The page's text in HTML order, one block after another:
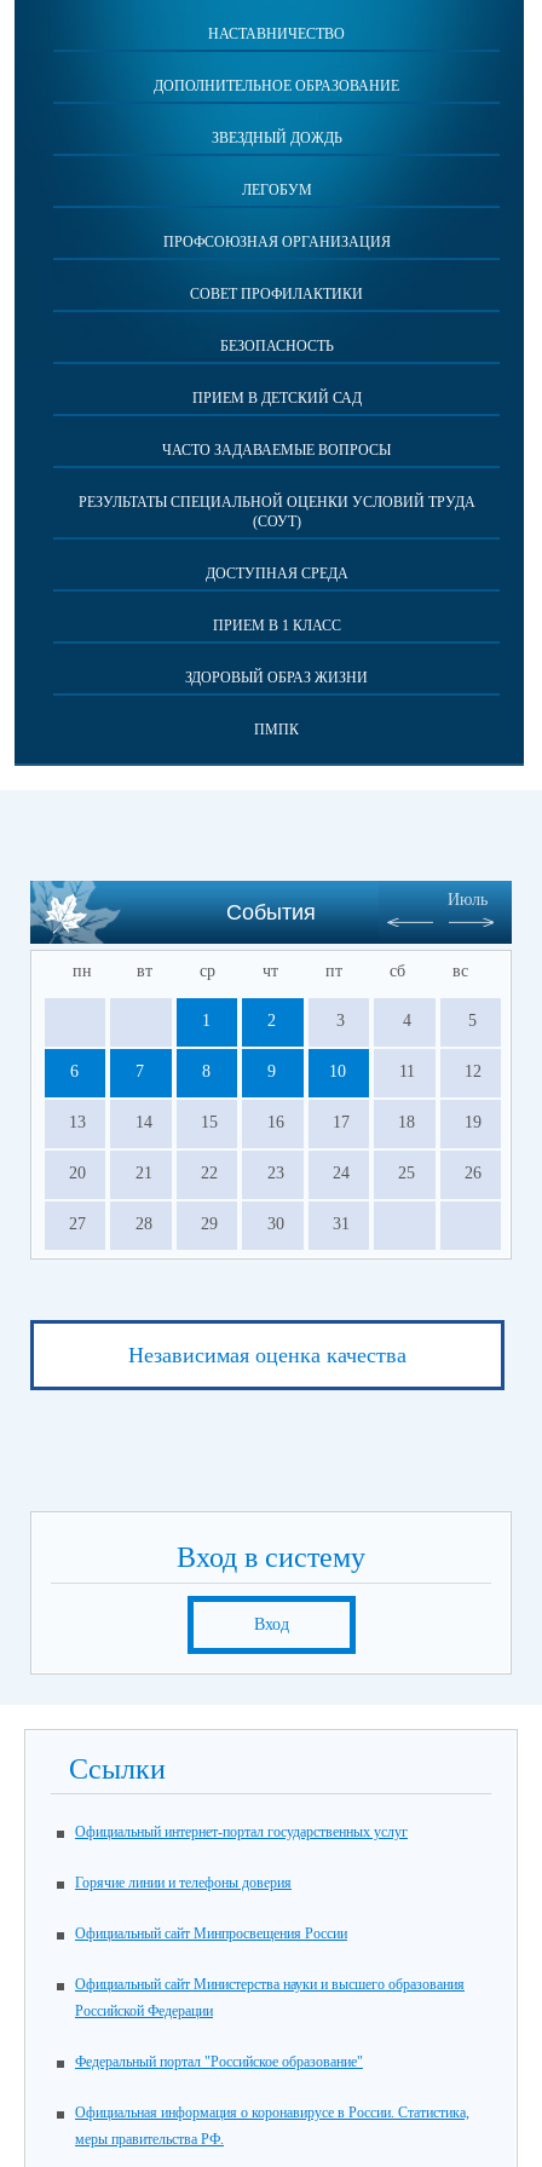
испытаниями! День России прошел ярко
впечатления в сердцах детей. С Днем
радости и света! #ЗолотаяРыбкаСолнышко
НАСТАВНИЧЕСТВО
ДОПОЛНИТЕЛЬНОЕ ОБРАЗОВАНИЕ
ЗВЕЗДНЫЙ ДОЖДЬ
ЛЕГОБУМ
ПРОФСОЮЗНАЯ ОРГАНИЗАЦИЯ
СОВЕТ ПРОФИЛАКТИКИ
БЕЗОПАСНОСТЬ
ПРИЕМ В ДЕТСКИЙ САД
ЧАСТО ЗАДАВАЕМЫЕ ВОПРОСЫ
РЕЗУЛЬТАТЫ СПЕЦИАЛЬНОЙ ОЦЕНКИ УСЛОВИЙ ТРУДА
(СОУТ)
ДОСТУПНАЯ СРЕДА
ПРИЕМ В 1 КЛАСС
ЗДОРОВЫЙ ОБРАЗ ЖИЗНИ
ПМПК
События
Июль
пн вт ср чт пт сб вс
1 2 3 4 5
6 7 8 9 10 11 12
13 14 15 16 17 18 19
20 21 22 23 24 25 26
27 28 29 30 31
Независимая оценка качества
Вход в систему
Вход
Ссылки
Официальный интернет-портал государственных услуг
Горячие линии и телефоны доверия
Официальный сайт Минпросвещения России
Официальный сайт Министерства науки и высшего образования
Российской Федерации
Федеральный портал "Российское образование"
Официальная информация о коронавирусе в России. Статистика,
меры правительства РФ.